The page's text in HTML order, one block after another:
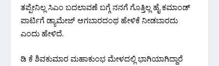
ತಪ್ಪೇನಿಲ್ಲ ಸಿಎಂ ಬದಲಾವಣೆ ಬಗ್ಗೆ ನನಗೆ ಗೊತ್ತಿಲ್ಲ ಹೈ ಕಮಾಂಡ್
ಪಾರ್ಟಿಗೆ ಡ್ಯಾಮೇಜ್ ಆಗಬಾರದಂಥ ಹೇಳಿಕೆ ನೀಡಬಾರದು
ಎಂದು ಹೇಳಿದೆ.
ಡಿ ಕೆ ಶಿವಕುಮಾರ ಮಹಾಕುಂಭ ಮೇಳದಲ್ಲಿ ಭಾಗಿಯಾಗಿದ್ದಾರೆ